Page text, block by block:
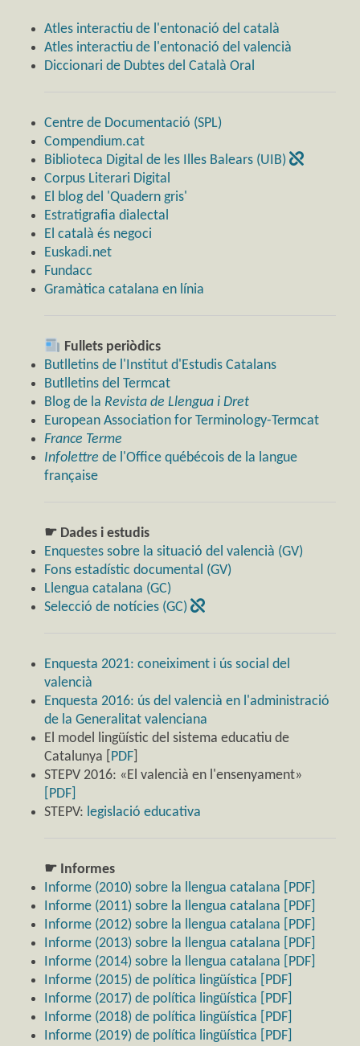
Atles interactiu de l'entonació del català
Atles interactiu de l'entonació del valencià
Diccionari de Dubtes del Català Oral
Centre de Documentació (SPL)
Compendium.cat
Biblioteca Digital de les Illes Balears (UIB)
Corpus Literari Digital
El blog del 'Quadern gris'
Estratigrafia dialectal
El català és negoci
Euskadi.net
Fundacc
Gramàtica catalana en línia
Fullets periòdics
Butlletins de l'Institut d'Estudis Catalans
Butlletins del Termcat
Blog de la Revista de Llengua i Dret
European Association for Terminology-Termcat
France Terme
Infolettre de l'Office québécois de la langue
française
☛ Dades i estudis
Enquestes sobre la situació del valencià (GV)
Fons estadístic documental (GV)
Llengua catalana (GC)
Selecció de notícies (GC)
Enquesta 2021: coneiximent i ús social del
valencià
Enquesta 2016: ús del valencià en l'administració
de la Generalitat valenciana
El model lingüístic del sistema educatiu de
Catalunya [ PDF
STEPV 2016: «El valencià en l'ensenyament»
[PDF]
STEPV: legislació educativa
☛ Informes
Informe (2010) sobre la llengua catalana [PDF]
Informe (2011) sobre la llengua catalana [PDF]
Informe (2012) sobre la llengua catalana [PDF]
Informe (2013) sobre la llengua catalana [PDF]
Informe (2014) sobre la llengua catalana [PDF]
Informe (2015) de política lingüística [PDF]
Informe (2017) de política lingüística [PDF]
Informe (2018) de política lingüística [PDF]
Informe (2019) de política lingüística [PDF]